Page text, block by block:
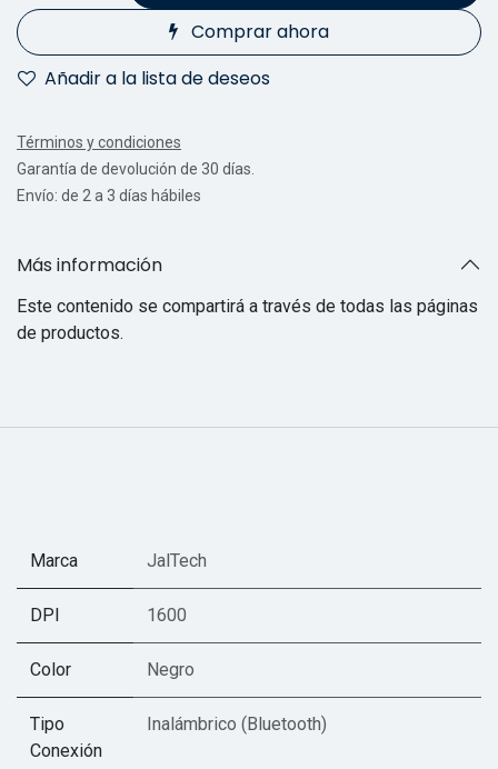
Comprar ahora
Añadir a la lista de deseos
Términos y condiciones
Garantía de devolución de 30 días.
Envío: de 2 a 3 días hábiles
Más información
Este contenido se compartirá a través de todas las páginas
de productos.
Marca JalTech
DPI 1600
Color Negro
Tipo
Conexión
Inalámbrico (Bluetooth)